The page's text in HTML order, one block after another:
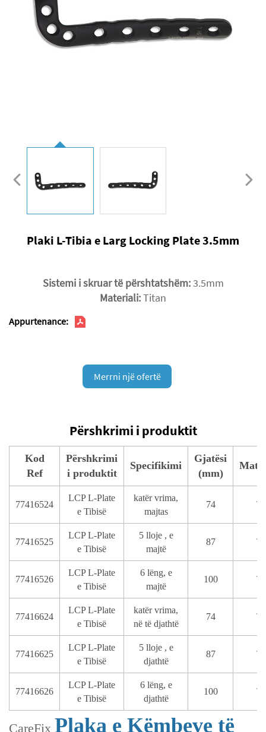
Plaki L-Tibia e Larg Locking Plate 3.5mm
Sistemi i skruar të përshtatshëm:3.5mm
Materiali:Titan
Appurtenance:
Merrni një ofertë
Përshkrimi i produktit
Kod
Ref
Përshkrimi
i produktit
Specifikimi
Gjatësi
(mm)
77416524
LCP L-Plate
e Tibisë
katër vrima,
majtas
74 T
77416525
LCP L-Plate
e Tibisë
5 lloje , e
majtë
87 T
77416526
LCP L-Plate
e Tibisë
6 lëng, e
majtë
100 T
77416624
LCP L-Plate
e Tibisë
katër vrima,
në të djathtë
74 T
77416625
LCP L-Plate
e Tibisë
5 lloje , e
djathtë
87 T
77416626
LCP L-Plate
e Tibisë
6 lëng, e
djathtë
100 T
CareFix Plaka e Këmbeve të